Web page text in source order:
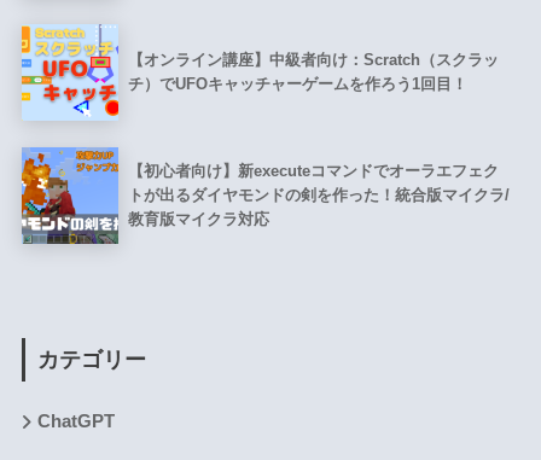
【オンライン講座】中級者向け：Scratch（スクラッ
チ）でUFOキャッチャーゲームを作ろう1回目！
【初心者向け】新executeコマンドでオーラエフェク
トが出るダイヤモンドの剣を作った！統合版マイクラ/
教育版マイクラ対応
カテゴリー
ChatGPT